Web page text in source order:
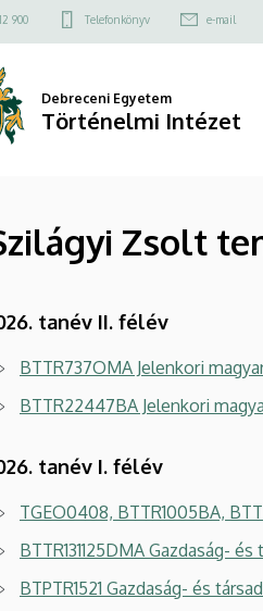
900 Telefonkönyv e-mail
Debreceni Egyetem
Történelmi Intézet
Zsolt
tanév II. félév
BTTR737OMA Jelenkori
BTTR22447BA Jelenkori
tanév I. félév
TGEO0408, BTTR1005BA,
BTTR131125DMA Gazdaság-
BTPTR1521 Gazdaság- és